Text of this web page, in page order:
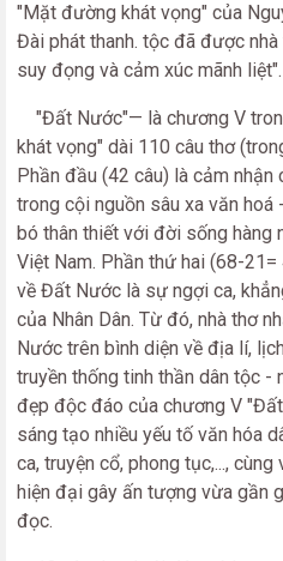
"Mặt đường khát vọng" của
Đài phát thanh. tộc đã được
suy đọng và cảm xúc mãnh liệt".
"Đất Nước"— là chương V
khát vọng" dài 110 câu thơ
Phần đầu (42 câu) là cảm
trong cội nguồn sâu xa văn
bó thân thiết với đời sống hàng
Việt Nam. Phần thứ hai (68-
về Đất Nước là sự ngợi ca,
của Nhân Dân. Từ đó, nhà thơ
Nước trên bình diện về địa lí,
truyền thống tinh thần dân tộc -
đẹp độc đáo của chương V
sáng tạo nhiều yếu tố văn hóa
ca, truyện cổ, phong tục,...,
hiện đại gây ấn tượng vừa gần
đọc.